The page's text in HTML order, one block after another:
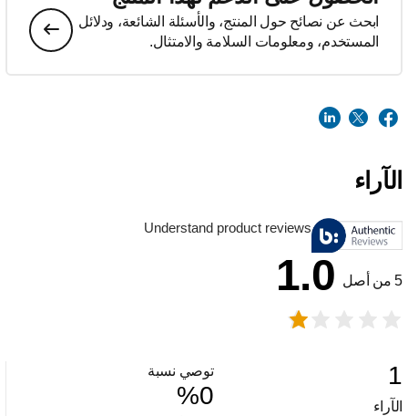
ابحث عن نصائح حول المنتج، والأسئلة الشائعة، ودلائل
المستخدم، ومعلومات السلامة والامتثال.
الآراء
Understand product reviews
5 من أصل 1.0
1
الآراء
توصي نسبة
%0